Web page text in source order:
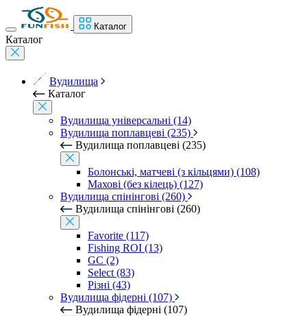
Каталог
Каталог
Вудилища
Каталог
Вудилища універсальні (14)
Вудилища поплавцеві (235)
Вудилища поплавцеві (235)
Болонські, матчеві (з кільцями) (108)
Махові (без кілець) (127)
Вудилища спінінгові (260)
Вудилища спінінгові (260)
Favorite (117)
Fishing ROI (13)
GC (2)
Select (83)
Різні (43)
Вудилища фідерні (107)
Вудилища фідерні (107)